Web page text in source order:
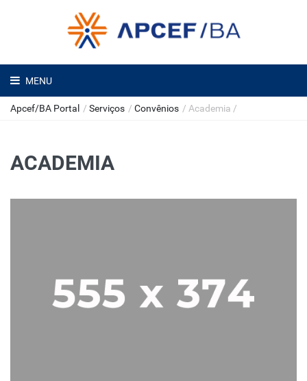
MENU
Apcef/BA Portal / Serviços / Convênios / Academia /
ACADEMIA